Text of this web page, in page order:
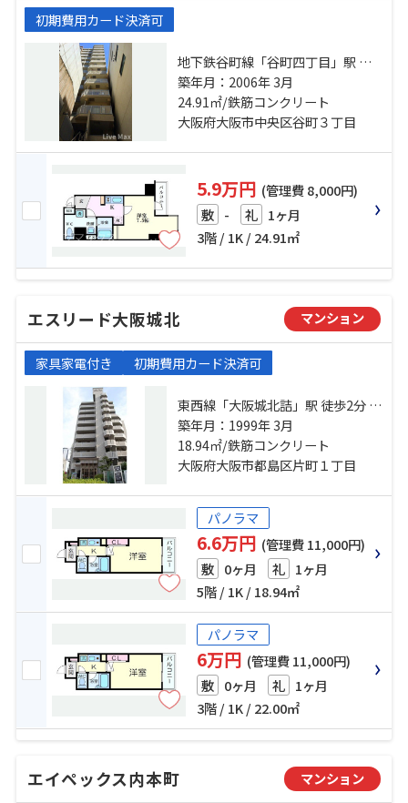
初期費用カード決済可
地下鉄谷町線「谷町四丁目」駅 徒
歩4分 地下鉄谷町線「天満橋」駅 徒
歩11分 京阪電鉄中之島線「天満
橋」駅 徒歩12分
築年月：2006年 3月
24.91㎡/鉄筋コンクリート
大阪府大阪市中央区谷町３丁目
5.9万円 (管理費 8,000円)
敷 - 礼 1ヶ月
3階 / 1K / 24.91㎡
エスリード大阪城北 マンション
家具家電付き 初期費用カード決済可
東西線「大阪城北詰」駅 徒歩2分 地
下鉄長堀鶴見緑地「大阪ビジネスパ
ーク」駅 徒歩2分 京阪本線「京橋」
駅 徒歩7分
築年月：1999年 3月
18.94㎡/鉄筋コンクリート
大阪府大阪市都島区片町１丁目
パノラマ
6.6万円 (管理費 11,000円)
敷 0ヶ月 礼 1ヶ月
5階 / 1K / 18.94㎡
パノラマ
6万円 (管理費 11,000円)
敷 0ヶ月 礼 1ヶ月
3階 / 1K / 22.00㎡
エイペックス内本町 マンション